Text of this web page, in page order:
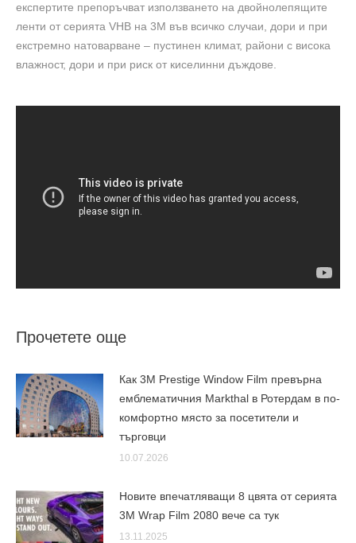
експертите препоръчват използването на двойнолепящите
ленти от серията VHB на 3M във всичко случаи, дори и при
екстремно натоварване – пустинен климат, райони с висока
влажност, дори и при риск от киселинни дъждове.
Прочетете още
Как 3M Prestige Window Film превърна
емблематичния Markthal в Ротердам в по-
комфортно място за посетители и
търговци
10.07.2026
Новите впечатляващи 8 цвята от серията
3M Wrap Film 2080 вече са тук
13.11.2025